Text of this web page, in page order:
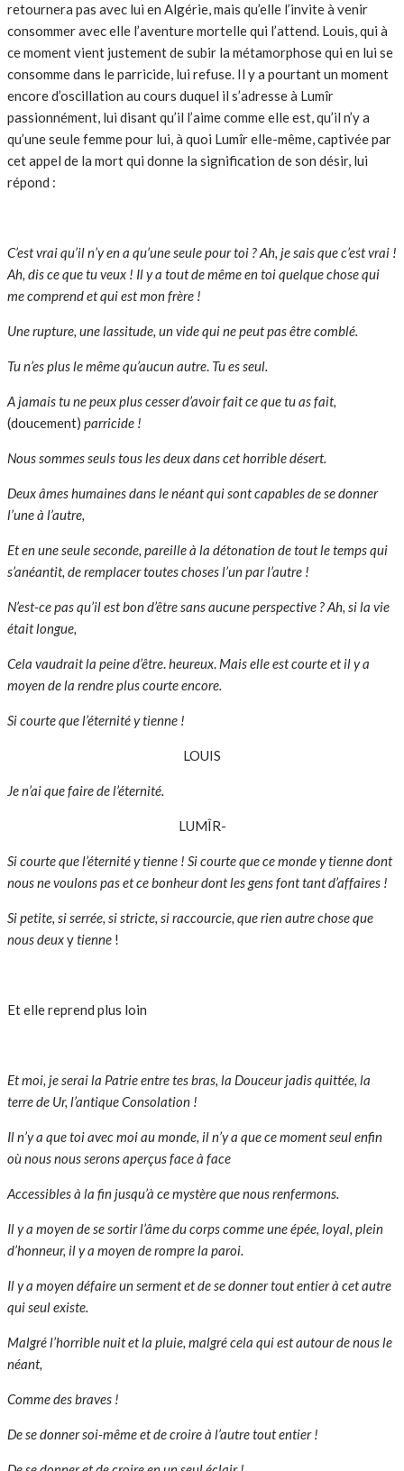
retournera pas avec lui en Algérie, mais qu’elle l’invite à venir
consommer avec elle l’aventure mortelle qui l’attend. Louis, qui à
ce moment vient justement de subir la métamorphose qui en lui se
consomme dans le parricide, lui refuse. Il y a pourtant un moment
encore d’oscillation au cours duquel il s’adresse à Lumîr
passionnément, lui disant qu’il l’aime comme elle est, qu’il n’y a
qu’une seule femme pour lui, à quoi Lumîr elle-même, captivée par
cet appel de la mort qui donne la signification de son désir, lui
répond :
C’est vrai qu’il n’y en a qu’une seule pour toi ? Ah, je sais que c’est vrai !
Ah, dis ce que tu veux ! Il y a tout de même en toi quelque chose qui
me comprend et qui est mon frère !
Une rupture, une lassitude, un vide qui ne peut pas être comblé.
Tu n’es plus le même qu’aucun autre. Tu es seul.
A jamais tu ne peux plus cesser d’avoir fait ce que tu as fait,
(doucement) parricide !
Nous sommes seuls tous les deux dans cet horrible désert.
Deux âmes humaines dans le néant qui sont capables de se donner
l’une à l’autre,
Et en une seule seconde, pareille à la détonation de tout le temps qui
s’anéantit, de remplacer toutes choses l’un par l’autre !
N’est-ce pas qu’il est bon d’être sans aucune perspective ? Ah, si la vie
était longue,
Cela vaudrait la peine d’être.heureux. Mais elle est courte et il y a
moyen de la rendre plus courte encore.
Si courte que l’éternité y tienne !
LOUIS
Je n’ai que faire de l’éternité.
LUMÎR-
Si courte que l’éternité y tienne ! Si courte que ce monde y tienne dont
nous ne voulons pas et ce bonheur dont les gens font tant d’affaires !
Si petite, si serrée, si stricte, si raccourcie, que rien autre chose que
nous deuxytienne !
Et elle reprend plus loin
Et moi, je serai la Patrie entre tes bras, la Douceur jadis quittée, la
terre de Ur, l’antique Consolation !
Il n’y a que toi avec moi au monde, il n’y a que ce moment seul enfin
où nous nous serons aperçus face à face
Accessibles à la fin jusqu’à ce mystère que nous renfermons.
Il y a moyen de se sortir l’âme du corps comme une épée, loyal, plein
d’honneur, il y a moyen de rompre la paroi.
Il y a moyen défaire un serment et de se donner tout entier à cet autre
qui seul existe.
Malgré l’horrible nuit et la pluie, malgré cela qui est autour de nous le
néant,
Comme des braves !
De se donner soi-même et de croire à l’autre tout entier !